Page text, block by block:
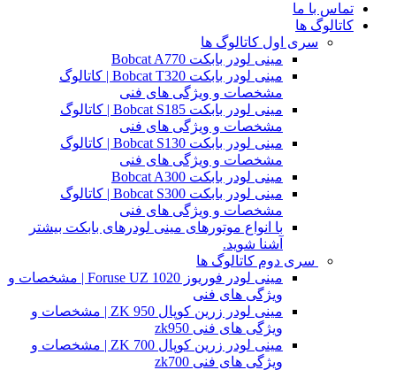
تماس با ما
کاتالوگ ها
سری اول کاتالوگ ها
مینی لودر بابکت Bobcat A770
مینی لودر بابکت Bobcat T320 | کاتالوگ
مشخصات و ویژگی های فنی
مینی لودر بابکت Bobcat S185 | کاتالوگ
مشخصات و ویژگی های فنی
مینی لودر بابکت Bobcat S130 | کاتالوگ
مشخصات و ویژگی های فنی
مینی لودر بابکت Bobcat A300
مینی لودر بابکت Bobcat S300 | کاتالوگ
مشخصات و ویژگی های فنی
با انواع موتورهای مینی لودرهای بابکت بیشتر
آشنا شوید.
سری دوم کاتالوگ ها
مینی لودر فوریوز Foruse UZ 1020 | مشخصات و
ویژگی های فنی
مینی لودر زرین کوپال ZK 950 | مشخصات و
ویژگی های فنی zk950
مینی لودر زرین کوپال ZK 700 | مشخصات و
ویژگی های فنی zk700